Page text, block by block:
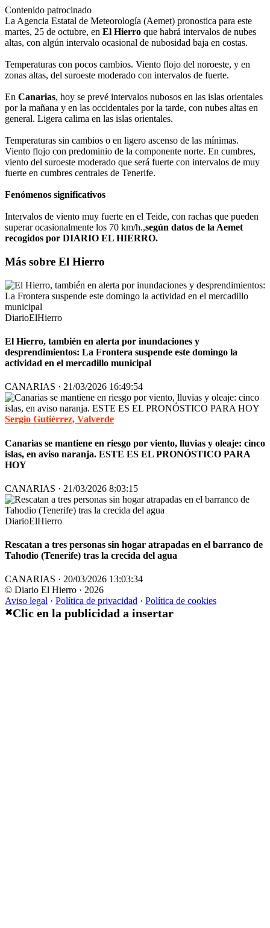
Contenido patrocinado
La Agencia Estatal de Meteorología (Aemet) pronostica para este
martes, 25 de octubre, en El Hierro que habrá intervalos de nubes
altas, con algún intervalo ocasional de nubosidad baja en costas.
Temperaturas con pocos cambios. Viento flojo del noroeste, y en
zonas altas, del suroeste moderado con intervalos de fuerte.
En Canarias, hoy se prevé intervalos nubosos en las islas orientales
por la mañana y en las occidentales por la tarde, con nubes altas en
general. Ligera calima en las islas orientales.
Temperaturas sin cambios o en ligero ascenso de las mínimas.
Viento flojo con predominio de la componente norte. En cumbres,
viento del suroeste moderado que será fuerte con intervalos de muy
fuerte en cumbres centrales de Tenerife.
Fenómenos significativos
Intervalos de viento muy fuerte en el Teide, con rachas que pueden
superar ocasionalmente los 70 km/h.,según datos de la Aemet
recogidos por DIARIO EL HIERRO.
Más sobre El Hierro
DiarioElHierro
El Hierro, también en alerta por inundaciones y
desprendimientos: La Frontera suspende este domingo la
actividad en el mercadillo municipal
CANARIAS · 21/03/2026 16:49:54
Sergio Gutiérrez, Valverde
Canarias se mantiene en riesgo por viento, lluvias y oleaje: cinco
islas, en aviso naranja. ESTE ES EL PRONÓSTICO PARA
HOY
CANARIAS · 21/03/2026 8:03:15
DiarioElHierro
Rescatan a tres personas sin hogar atrapadas en el barranco de
Tahodio (Tenerife) tras la crecida del agua
CANARIAS · 20/03/2026 13:03:34
© Diario El Hierro · 2026
Aviso legal · Política de privacidad · Política de cookies
✖Clic en la publicidad a insertar